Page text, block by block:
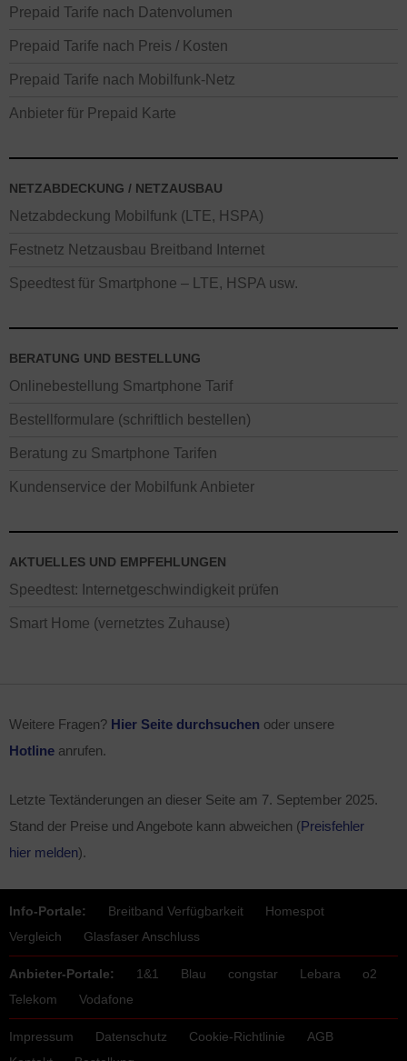
Prepaid Tarife nach Datenvolumen
Prepaid Tarife nach Preis / Kosten
Prepaid Tarife nach Mobilfunk-Netz
Anbieter für Prepaid Karte
NETZABDECKUNG / NETZAUSBAU
Netzabdeckung Mobilfunk (LTE, HSPA)
Festnetz Netzausbau Breitband Internet
Speedtest für Smartphone – LTE, HSPA usw.
BERATUNG UND BESTELLUNG
Onlinebestellung Smartphone Tarif
Bestellformulare (schriftlich bestellen)
Beratung zu Smartphone Tarifen
Kundenservice der Mobilfunk Anbieter
AKTUELLES UND EMPFEHLUNGEN
Speedtest: Internetgeschwindigkeit prüfen
Smart Home (vernetztes Zuhause)
Weitere Fragen? Hier Seite durchsuchen oder unsere
Hotline anrufen.
Letzte Textänderungen an dieser Seite am 7. September 2025.
Stand der Preise und Angebote kann abweichen (Preisfehler
hier melden).
Info-Portale: Breitband Verfügbarkeit
Homespot
Vergleich
Glasfaser Anschluss
Anbieter-Portale: 1&1 Blau congstar Lebara
o2
Telekom
Vodafone
Impressum Datenschutz Cookie-Richtlinie
AGB